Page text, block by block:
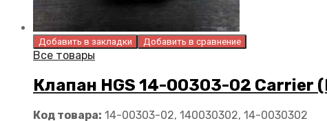
Добавить в закладки Добавить в сравнение
Все товары
Клапан HGS 14-00303-02 Carrier
Код товара: 14-00303-02, 140030302, 14-0030302